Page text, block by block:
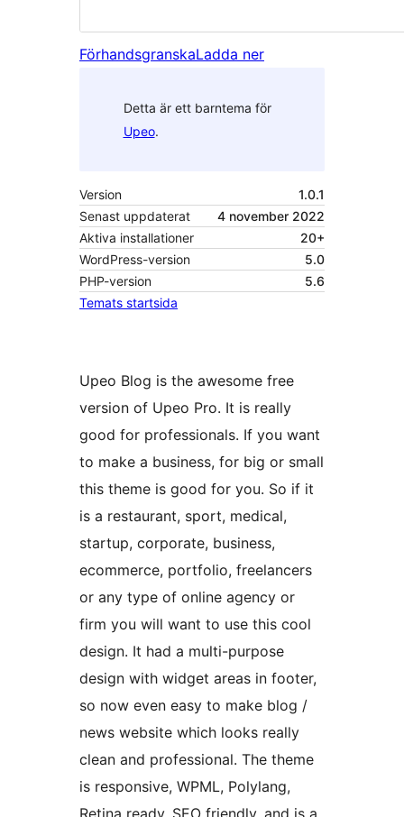
FörhandsgranskaLadda ner
Detta är ett barntema för
Upeo.
Version
1.0.1
Senast uppdaterat
4 november 2022
Aktiva installationer
20+
WordPress-version
5.0
PHP-version
5.6
Temats startsida
Upeo Blog is the awesome free
version of Upeo Pro. It is really
good for professionals. If you want
to make a business, for big or small
this theme is good for you. So if it
is a restaurant, sport, medical,
startup, corporate, business,
ecommerce, portfolio, freelancers
or any type of online agency or
firm you will want to use this cool
design. It had a multi-purpose
design with widget areas in footer,
so now even easy to make blog /
news website which looks really
clean and professional. The theme
is responsive, WPML, Polylang,